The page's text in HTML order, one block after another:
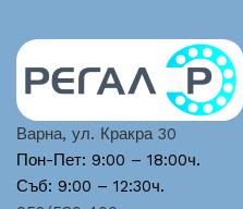
Варна, ул. Кракра 30
Пон-Пет: 9:00 – 18:00ч.
Съб: 9:00 – 12:30ч.